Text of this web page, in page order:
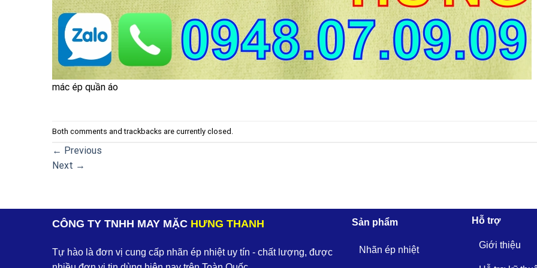
mác ép quần áo
Both comments and trackbacks are currently closed.
← Previous
Next →
CÔNG TY TNHH MAY MẶC HƯNG THANH
Tự hào là đơn vị cung cấp nhãn ép nhiệt uy tín - chất lượng, được
Sản phẩm
Nhãn ép nhiệt
Hỗ trợ
Giới thiệu